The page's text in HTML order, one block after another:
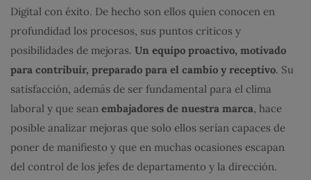
Digital con éxito. De hecho son ellos quien conocen en
profundidad los procesos, sus puntos críticos y
posibilidades de mejoras. Un equipo proactivo, motivado
para contribuir, preparado para el cambio y receptivo. Su
satisfacción, además de ser fundamental para el clima
laboral y que sean embajadores de nuestra marca, hace
posible analizar mejoras que solo ellos serían capaces de
poner de manifiesto y que en muchas ocasiones escapan
del control de los jefes de departamento y la dirección.